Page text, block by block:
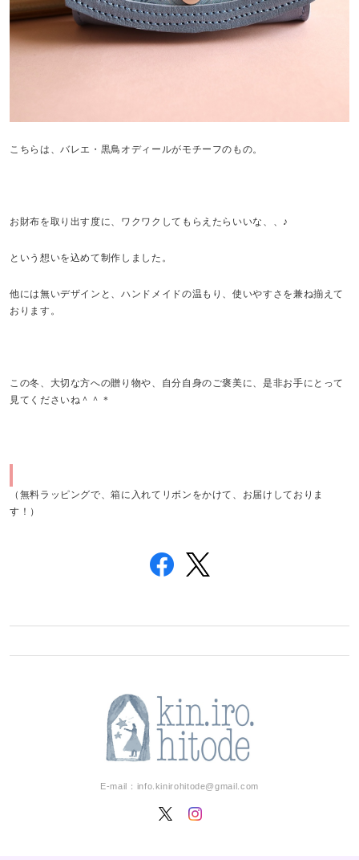
こちらは、バレエ・黒鳥オディールがモチーフのもの。
お財布を取り出す度に、ワクワクしてもらえたらいいな、、♪
という想いを込めて制作しました。
他には無いデザインと、ハンドメイドの温もり、使いやすさを兼ね揃えて
おります。
この冬、大切な方への贈り物や、自分自身のご褒美に、是非お手にとって
見てくださいね＾＾＊
（無料ラッピングで、箱に入れてリボンをかけて、お届けしておりま
す！）
E-mail： info.kinirohitode@gmail.com